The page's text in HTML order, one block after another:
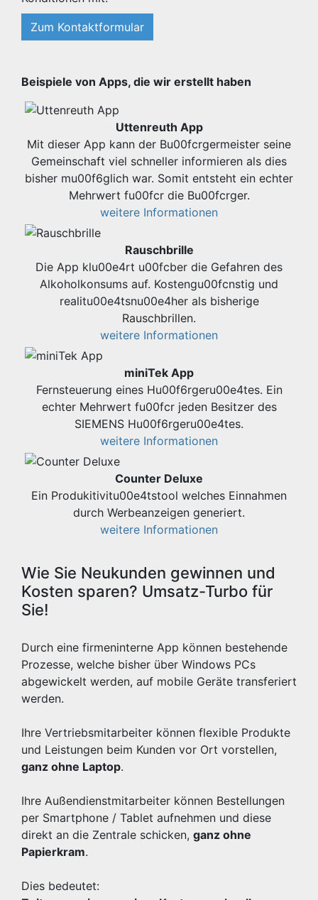
Zum Kontaktformular
Beispiele von Apps, die wir erstellt haben
Uttenreuth App
Mit dieser App kann der Bu00fcrgermeister seine
Gemeinschaft viel schneller informieren als dies
bisher mu00f6glich war. Somit entsteht ein echter
Mehrwert fu00fcr die Bu00fcrger.
weitere Informationen
Rauschbrille
Die App klu00e4rt u00fcber die Gefahren des
Alkoholkonsums auf. Kostengu00fcnstig und
realitu00e4tsnu00e4her als bisherige
Rauschbrillen.
weitere Informationen
miniTek App
Fernsteuerung eines Hu00f6rgeru00e4tes. Ein
echter Mehrwert fu00fcr jeden Besitzer des
SIEMENS Hu00f6rgeru00e4tes.
weitere Informationen
Counter Deluxe
Ein Produkitivitu00e4tstool welches Einnahmen
durch Werbeanzeigen generiert.
weitere Informationen
Wie Sie Neukunden gewinnen und
Kosten sparen? Umsatz-Turbo für
Sie!
Durch eine firmeninterne App können bestehende
Prozesse, welche bisher über Windows PCs
abgewickelt werden, auf mobile Geräte transferiert
werden.
Ihre Vertriebsmitarbeiter können flexible Produkte
und Leistungen beim Kunden vor Ort vorstellen,
ganz ohne Laptop.
Ihre Außendienstmitarbeiter können Bestellungen
per Smartphone / Tablet aufnehmen und diese
direkt an die Zentrale schicken, ganz ohne
Papierkram.
Dies bedeutet: